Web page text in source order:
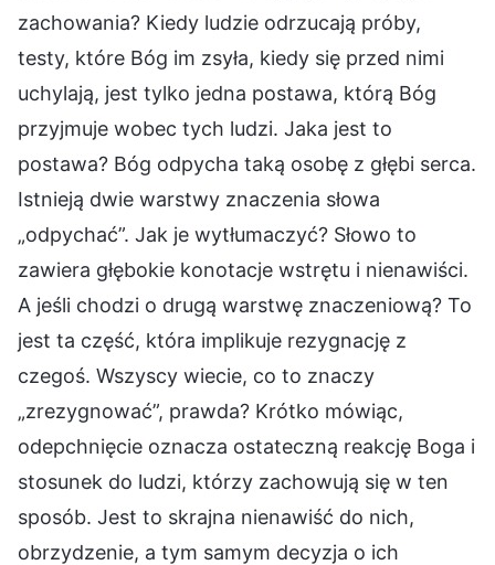
zachowania? Kiedy ludzie odrzucają próby,
testy, które Bóg im zsyła, kiedy się przed nimi
uchylają, jest tylko jedna postawa, którą Bóg
przyjmuje wobec tych ludzi. Jaka jest to
postawa? Bóg odpycha taką osobę z głębi serca.
Istnieją dwie warstwy znaczenia słowa
„odpychać”. Jak je wytłumaczyć? Słowo to
zawiera głębokie konotacje wstrętu i nienawiści.
A jeśli chodzi o drugą warstwę znaczeniową? To
jest ta część, która implikuje rezygnację z
czegoś. Wszyscy wiecie, co to znaczy
„zrezygnować”, prawda? Krótko mówiąc,
odepchnięcie oznacza ostateczną reakcję Boga i
stosunek do ludzi, którzy zachowują się w ten
sposób. Jest to skrajna nienawiść do nich,
obrzydzenie, a tym samym decyzja o ich